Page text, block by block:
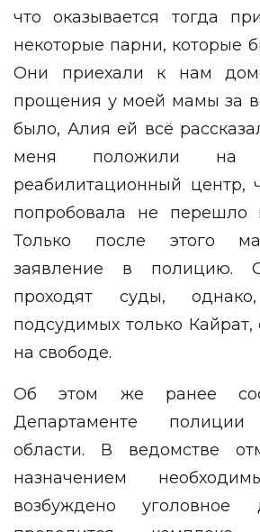
что оказывается тогда
некоторые парни, которые
Они приехали к нам
прощения у моей мамы за
было, Алия ей всё
меня положили на
реабилитационный центр,
попробовала не перешло
Только после этого
заявление в полицию.
проходят суды,
подсудимых только
на свободе.
Об этом же ранее
Департаменте полиции
области. В ведомстве
назначением
возбуждено уголовное